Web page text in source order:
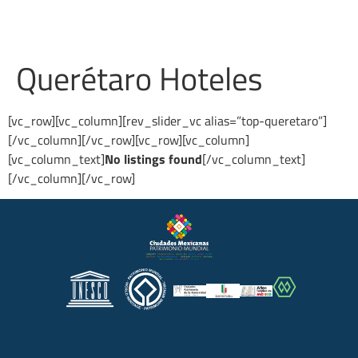
Querétaro Hoteles
[vc_row][vc_column][rev_slider_vc alias=”top-queretaro”]
[/vc_column][/vc_row][vc_row][vc_column]
[vc_column_text]No listings found[/vc_column_text]
[/vc_column][/vc_row]